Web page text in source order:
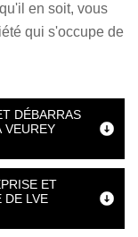
en soit, vous
qui s'occupe de
DÉBARRAS
VEUREY
ET
DE LVE